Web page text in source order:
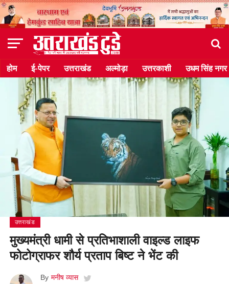
होम ई-पेपर उत्तराखंड अल्मोड़ा उत्तरकाशी उधम सिंह नगर
उत्तराखंड
मुख्यमंत्री धामी से प्रतिभाशाली वाइल्ड लाइफ
फोटोग्राफर शौर्य प्रताप बिष्ट ने भेंट की
By मनीष व्यास